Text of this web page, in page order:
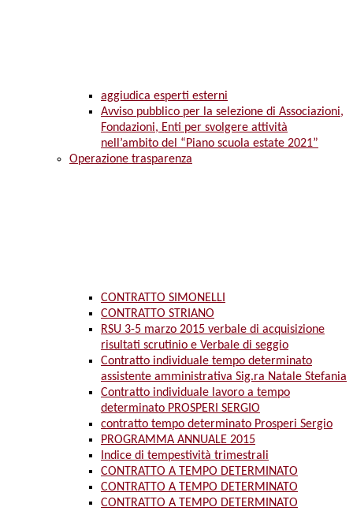
aggiudica esperti esterni
Avviso pubblico per la selezione di Associazioni,
Fondazioni, Enti per svolgere attività
nell’ambito del “Piano scuola estate 2021”
Operazione trasparenza
CONTRATTO SIMONELLI
CONTRATTO STRIANO
RSU 3-5 marzo 2015 verbale di acquisizione
risultati scrutinio e Verbale di seggio
Contratto individuale tempo determinato
assistente amministrativa Sig.ra Natale Stefania
Contratto individuale lavoro a tempo
determinato PROSPERI SERGIO
contratto tempo determinato Prosperi Sergio
PROGRAMMA ANNUALE 2015
Indice di tempestività trimestrali
CONTRATTO A TEMPO DETERMINATO
CONTRATTO A TEMPO DETERMINATO
CONTRATTO A TEMPO DETERMINATO